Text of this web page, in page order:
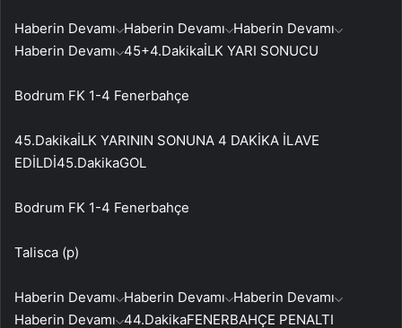
Haberin Devamı Haberin Devamı Haberin Devamı
Haberin Devamı 45+4.DakikaİLK YARI SONUCU
Bodrum FK 1-4 Fenerbahçe
45.DakikaİLK YARININ SONUNA 4 DAKİKA İLAVE
EDİLDİ45.DakikaGOL
Bodrum FK 1-4 Fenerbahçe
Talisca (p)
Haberin Devamı Haberin Devamı Haberin Devamı
Haberin Devamı 44.DakikaFENERBAHÇE PENALTI